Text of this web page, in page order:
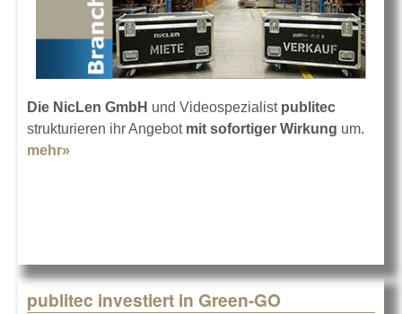
Die NicLen GmbH und Videospezialist publitec
strukturieren ihr Angebot mit sofortiger Wirkung um.
mehr»
publitec investiert in Green-GO